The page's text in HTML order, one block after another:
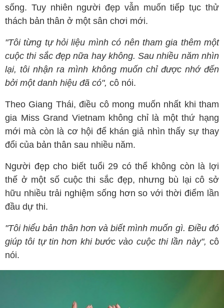
sống. Tuy nhiên người đẹp vẫn muốn tiếp tục thử
thách bản thân ở một sân chơi mới.
"Tôi từng tự hỏi liệu mình có nên tham gia thêm một
cuộc thi sắc đẹp nữa hay không. Sau nhiều năm nhìn
lại, tôi nhận ra mình không muốn chỉ được nhớ đến
bởi một danh hiệu đã có", cô nói.
Theo Giang Thái, điều cô mong muốn nhất khi tham
gia Miss Grand Vietnam không chỉ là một thứ hạng
mới mà còn là cơ hội để khán giả nhìn thấy sự thay
đổi của bản thân sau nhiều năm.
Người đẹp cho biết tuổi 29 có thể không còn là lợi
thế ở một số cuộc thi sắc đẹp, nhưng bù lại cô sở
hữu nhiều trải nghiệm sống hơn so với thời điểm lần
đầu dự thi.
"Tôi hiểu bản thân hơn và biết mình muốn gì. Điều đó
giúp tôi tự tin hơn khi bước vào cuộc thi lần này", cô
nói.